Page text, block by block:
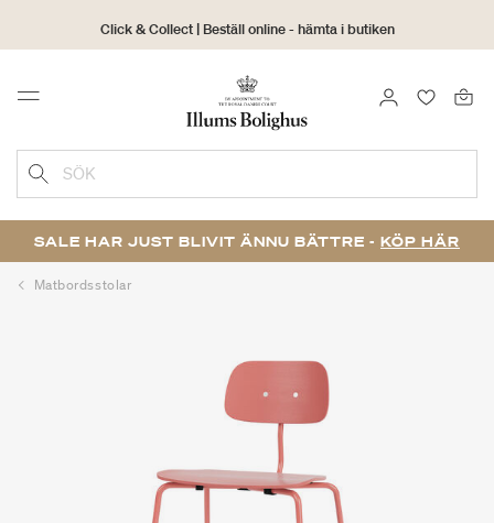
Click & Collect | Beställ online - hämta i butiken
30 dagars returrätt
Menu LOGGA IN
SÖK
SALE HAR JUST BLIVIT ÄNNU BÄTTRE - KÖP HÄR
Matbordsstolar